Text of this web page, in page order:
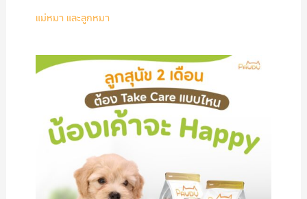
แม่หมา และลูกหมา